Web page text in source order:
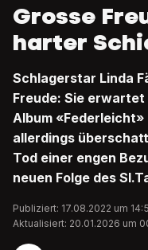
Grosse
harter
Schlagerstar Linda
Freude: Sie
Album
allerdings
Tod einer engen
neuen Folge des
Publiziert: 17.08.2022 um
Aktualisiert: 20.01.2026 um